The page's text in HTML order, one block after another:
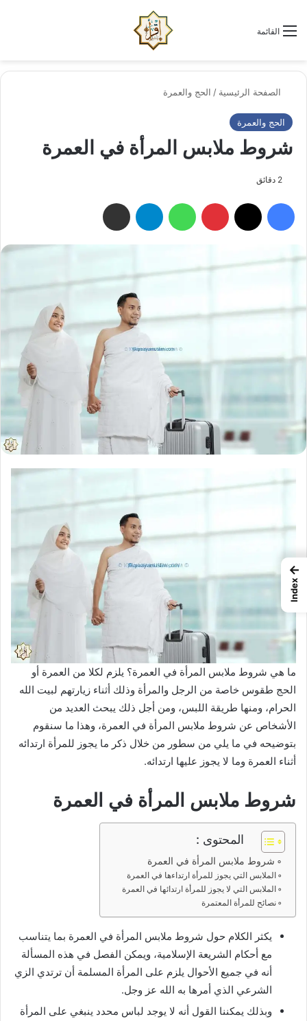
القائمة
الصفحة الرئيسية / الحج والعمرة
الحج والعمرة
شروط ملابس المرأة في العمرة
فيسبوك بينتيريست واتساب تيلقرام
ما هي شروط ملابس المرأة في العمرة؟ يلزم لكلا من العمرة أو
الحج طقوس خاصة من الرجل والمرأة وذلك أثناء زيارتهم لبيت الله
الحرام، ومنها طريقة اللبس، ومن أجل ذلك يبحث العديد من
الأشخاص عن شروط ملابس المرأة في العمرة، وهذا ما سنقوم
بتوضيحه في ما يلي من سطور من خلال ذكر ما يجوز للمرأة ارتدائه
أثناء العمرة وما لا يجوز عليها ارتدائه.
شروط ملابس المرأة في العمرة
المحتوى :
شروط ملابس المرأة في العمرة
الملابس التي يجوز للمرأة ارتداءها في العمرة
الملابس التي لا يجوز للمرأة ارتدائها في العمرة
نصائح للمرأة المعتمرة
يكثر الكلام حول شروط ملابس المرأة في العمرة بما يتناسب
مع أحكام الشريعة الإسلامية، ويمكن الفصل في هذه المسألة
أنه في جميع الأحوال يلزم على المرأة المسلمة أن ترتدي الزي
الشرعي الذي أمرها به الله عز وجل.
وبذلك يمكننا القول أنه لا يوجد لباس محدد ينبغي على المرأة
←
Index